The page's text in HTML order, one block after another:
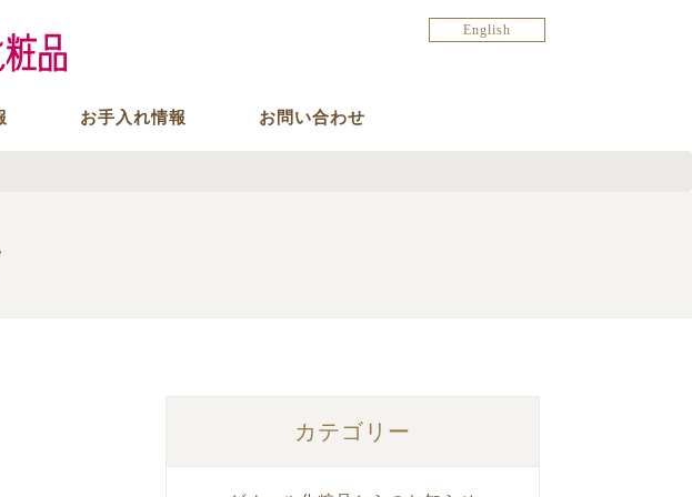
お手入れ情報 お問い合わせ
English
カテゴリー